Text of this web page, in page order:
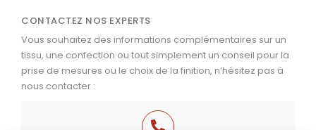
CONTACTEZ NOS EXPERTS
Vous souhaitez des informations complémentaires sur un
tissu, une confection ou tout simplement un conseil pour la
prise de mesures ou le choix de la finition, n’hésitez pas à
nous contacter :